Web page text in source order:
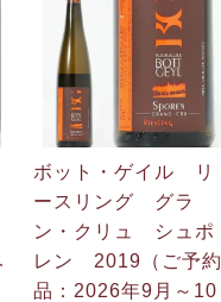
ボット・ゲイル リ
ースリング グラ
ン・クリュ シュポ
レン 2019（ご予約
品：2026年9月～10